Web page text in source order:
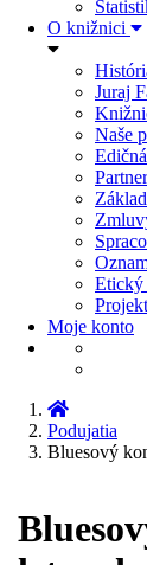
O knižnici
Juraj
Naše
Etický
Moje konto
Podujatia
Bluesový